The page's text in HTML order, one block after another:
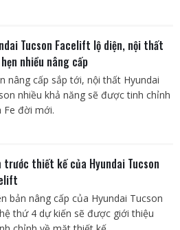
Tucson Facelift lộ diện, nội thất
nhiều nâng cấp
nâng cấp sắp tới, nội thất Hyundai
nhiều khả năng sẽ được tinh chỉnh
Fe đời mới.
trước thiết kế của Hyundai Tucson
bản nâng cấp của Hyundai Tucson
thứ 4 dự kiến sẽ được giới thiệu